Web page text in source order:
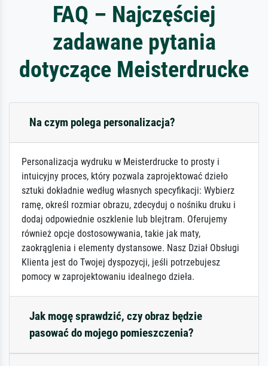
FAQ – Najczęściej
zadawane pytania
dotyczące Meisterdrucke
Na czym polega personalizacja?
Personalizacja wydruku w Meisterdrucke to prosty i
intuicyjny proces, który pozwala zaprojektować dzieło
sztuki dokładnie według własnych specyfikacji: Wybierz
ramę, określ rozmiar obrazu, zdecyduj o nośniku druku i
dodaj odpowiednie oszklenie lub blejtram. Oferujemy
również opcje dostosowywania, takie jak maty,
zaokrąglenia i elementy dystansowe. Nasz Dział Obsługi
Klienta jest do Twojej dyspozycji, jeśli potrzebujesz
pomocy w zaprojektowaniu idealnego dzieła.
Jak mogę sprawdzić, czy obraz będzie
pasować do mojego pomieszczenia?